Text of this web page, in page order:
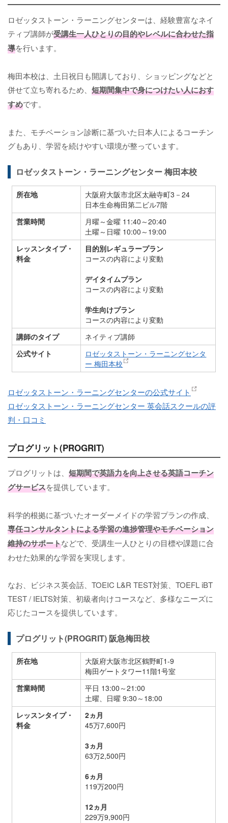
ロゼッタストーン・ラーニングセンターは、経験豊富なネイ
ティブ講師が受講生一人ひとりの目的やレベルに合わせた指
導を行います。
梅田本校は、土日祝日も開講しており、ショッピングなどと
併せて立ち寄れるため、 短期間集中で身につけたい人におす
すめです。
また、モチベーション診断に基づいた日本人によるコーチン
グもあり、学習を続けやすい環境が整っています。
ロゼッタストーン・ラーニングセンター 梅田本校
所在地
大阪府大阪市北区太融寺町3－24
日本生命梅田第二ビル7階
営業時間
月曜～金曜 11:40～20:40
土曜～日曜 10:00～19:00
レッスンタイプ・
料金
目的別レギュラープラン
コースの内容により変動
デイタイムプラン
コースの内容により変動
学生向けプラン
コースの内容により変動
講師のタイプ
ネイティブ講師
公式サイト
ロゼッタストーン・ラーニングセンタ
ー 梅田本校
ロゼッタストーン・ラーニングセンターの公式サイト
ロゼッタストーン・ラーニングセンター 英会話スクールの評
判・口コミ
プログリット(PROGRIT)
プログリットは、 短期間で英語力を向上させる英語コーチン
グサービスを提供しています。
科学的根拠に基づいたオーダーメイドの学習プランの作成、
専任コンサルタントによる学習の進捗管理やモチベーション
維持のサポートなどで、受講生一人ひとりの目標や課題に合
わせた効果的な学習を実現します。
なお、ビジネス英会話、TOEIC L&R TEST対策、TOEFL iBT
TEST / IELTS対策、初級者向けコースなど、多様なニーズに
応じたコースを提供しています。
プログリット(PROGRIT) 阪急梅田校
所在地
大阪府大阪市北区鶴野町1-9
梅田ゲートタワー11階1号室
営業時間
平日 13:00～21:00
土曜、日曜 9:30～18:00
レッスンタイプ・
料金
2ヵ月
45万7,600円
3ヵ月
63万2,500円
6ヵ月
119万200円
12ヵ月
229万9,900円